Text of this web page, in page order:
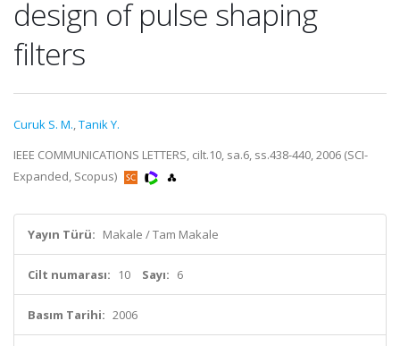
design of pulse shaping
filters
Curuk S. M.,Tanik Y.
IEEE COMMUNICATIONS LETTERS, cilt.10, sa.6, ss.438-440, 2006 (SCI-
Expanded, Scopus)
Yayın Türü: Makale / Tam Makale
Cilt numarası: 10 Sayı: 6
Basım Tarihi: 2006